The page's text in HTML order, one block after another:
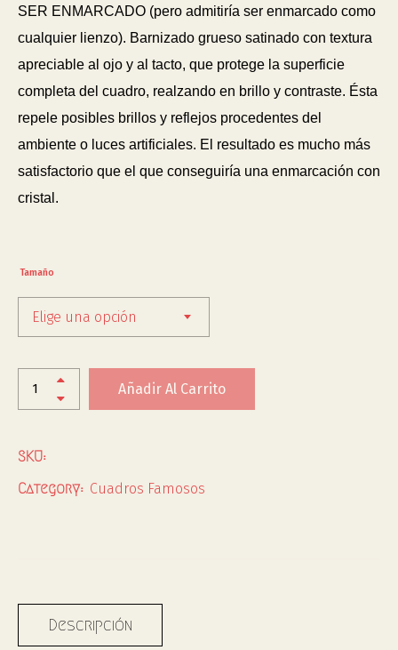
SER ENMARCADO (pero admitiría ser enmarcado como
cualquier lienzo). Barnizado grueso satinado con textura
apreciable al ojo y al tacto, que protege la superficie
completa del cuadro, realzando en brillo y contraste. Ésta
repele posibles brillos y reflejos procedentes del
ambiente o luces artificiales. El resultado es mucho más
satisfactorio que el que conseguiría una enmarcación con
cristal.
Tamaño
Elige una opción
Añadir Al Carrito
SKU:
Category: Cuadros Famosos
Descripción